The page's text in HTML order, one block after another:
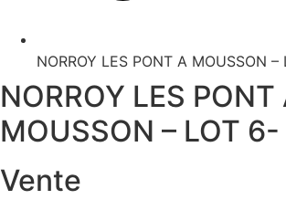
NORROY LES PONT A MOUSSON
NORROY LES PONT
MOUSSON – LOT
Vente